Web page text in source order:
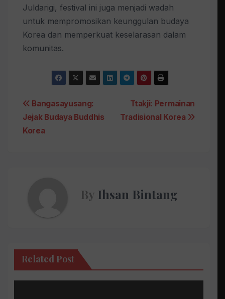
Juldarigi, festival ini juga menjadi wadah
untuk mempromosikan keunggulan budaya
Korea dan memperkuat keselarasan dalam
komunitas.
Post
navigation
Ttakji: Permainan
Tradisional Korea
Bangasayusang:
Jejak Budaya Buddhis
Korea
By Ihsan Bintang
Related Post